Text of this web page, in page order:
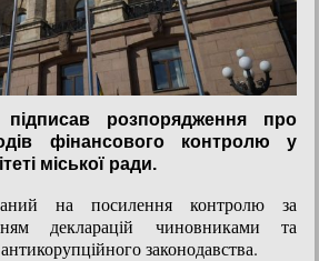
розпорядження про
фінансового контролю у
міської ради.
на посилення контролю за
декларацій чиновниками та
законодавства.